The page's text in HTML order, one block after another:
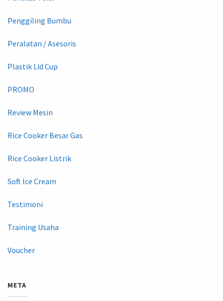
Penggiling Bumbu
Peralatan / Asesoris
Plastik Lid Cup
PROMO
Review Mesin
Rice Cooker Besar Gas
Rice Cooker Listrik
Soft Ice Cream
Testimoni
Training Usaha
Voucher
META